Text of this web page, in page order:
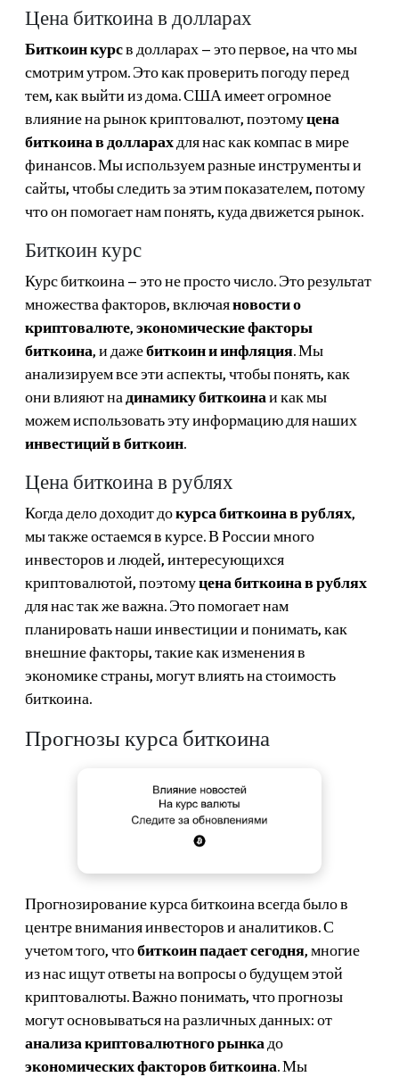
Цена биткоина в долларах
Биткоин курсв долларах – это первое, на что мы
смотрим утром. Это как проверить погоду перед
тем, как выйти из дома. США имеет огромное
влияние на рынок криптовалют, поэтомуцена
биткоина в долларахдля нас как компас в мире
финансов. Мы используем разные инструменты и
сайты, чтобы следить за этим показателем, потому
что он помогает нам понять, куда движется рынок.
Биткоин курс
Курс биткоина – это не просто число. Это результат
множества факторов, включаяновости о
криптовалюте,экономические факторы
биткоина, и дажебиткоин и инфляция. Мы
анализируем все эти аспекты, чтобы понять, как
они влияют на динамику биткоинаи как мы
можем использовать эту информацию для наших
инвестиций в биткоин.
Цена биткоина в рублях
Когда дело доходит докурса биткоина в рублях,
мы также остаемся в курсе. В России много
инвесторов и людей, интересующихся
криптовалютой, поэтомуцена биткоина в рублях
для нас так же важна. Это помогает нам
планировать наши инвестиции и понимать, как
внешние факторы, такие как изменения в
экономике страны, могут влиять на стоимость
биткоина.
Прогнозы курса биткоина
Прогнозирование курса биткоина всегда было в
центре внимания инвесторов и аналитиков. С
учетом того, чтобиткоин падает сегодня, многие
из нас ищут ответы на вопросы о будущем этой
криптовалюты. Важно понимать, что прогнозы
могут основываться на различных данных: от
анализа криптовалютного рынка до
экономических факторов биткоина. Мы